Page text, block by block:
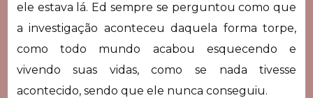
ele estava lá. Ed sempre se perguntou como que
a investigação aconteceu daquela forma torpe,
como todo mundo acabou esquecendo e
vivendo suas vidas, como se nada tivesse
acontecido, sendo que ele nunca conseguiu.